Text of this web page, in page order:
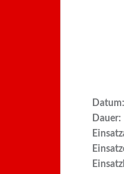
Datum:
Dauer: